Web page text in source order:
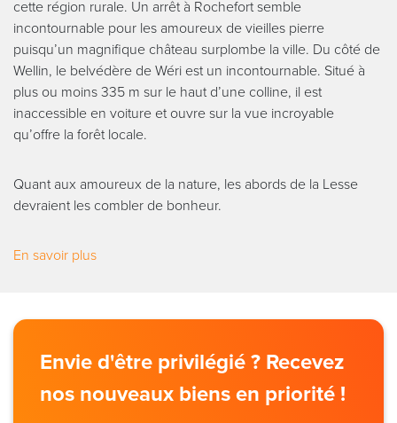
cette région rurale. Un arrêt à Rochefort semble
incontournable pour les amoureux de vieilles pierre
puisqu’un magnifique château surplombe la ville. Du côté de
Wellin, le belvédère de Wéri est un incontournable. Situé à
plus ou moins 335 m sur le haut d’une colline, il est
inaccessible en voiture et ouvre sur la vue incroyable
qu’offre la forêt locale.
Quant aux amoureux de la nature, les abords de la Lesse
devraient les combler de bonheur.
En savoir plus
Envie d'être privilégié ? Recevez
nos nouveaux biens en priorité !